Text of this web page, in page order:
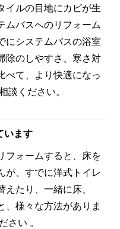
イルの目地にカビが生
ムバスへのリフォーム
にシステムバスの浴室
除のしやすさ、寒さ対
べて、より快適になっ
談ください。
います
フォームすると、床を
が、すでに洋式トイレ
たり、一緒に床、
、様々な方法がありま
さい 。